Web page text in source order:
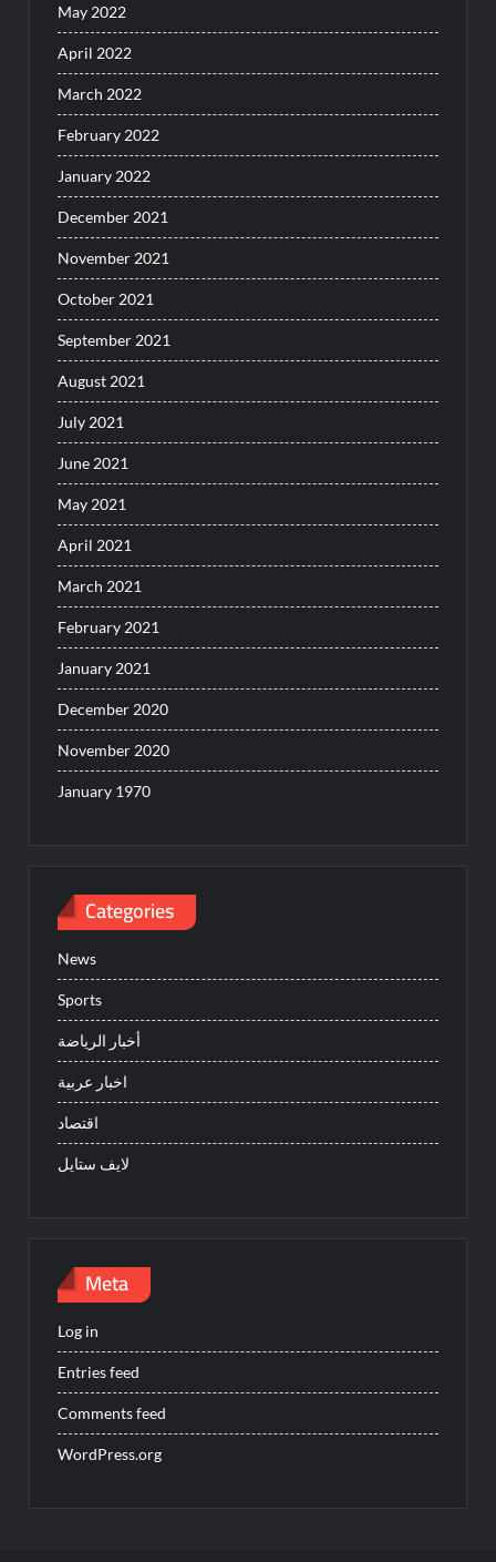
May 2022
April 2022
March 2022
February 2022
January 2022
December 2021
November 2021
October 2021
September 2021
August 2021
July 2021
June 2021
May 2021
April 2021
March 2021
February 2021
January 2021
December 2020
November 2020
January 1970
Categories
News
Sports
أخبار الرياضة
اخبار عربية
اقتصاد
لايف ستايل
Meta
Log in
Entries feed
Comments feed
WordPress.org